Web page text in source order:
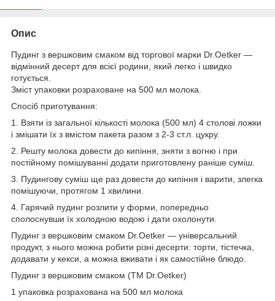
Опис
Пудинг з вершковим смаком від торгової марки Dr.Oetker —
відмінний десерт для всієї родини, який легко і швидко
готується.
Зміст упаковки розраховане на 500 мл молока.
Спосіб приготування:
1. Взяти із загальної кількості молока (500 мл) 4 столові ложки
і змішати їх з вмістом пакета разом з 2-3 ст.л. цукру.
2. Решту молока довести до кипіння, зняти з вогню і при
постійному помішуванні додати приготовлену раніше суміш.
3. Пудингову суміш ще раз довести до кипіння і варити, злегка
помішуючи, протягом 1 хвилини.
4. Гарячий пудинг розлити у форми, попередньо
сполоснувши їх холодною водою і дати охолонути.
Пудинг з вершковим смаком Dr.Oetker — універсальний
продукт, з нього можна робити різні десерти: торти, тістечка,
додавати у кекси, а можна вживати і як самостійне блюдо.
Пудинг з вершковим смаком (ТМ Dr.Oetker)
1 упаковка розрахована на 500 мл молока